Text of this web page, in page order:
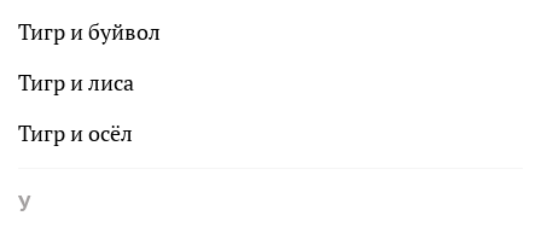
Тигр и буйвол
Тигр и лиса
Тигр и осёл
У